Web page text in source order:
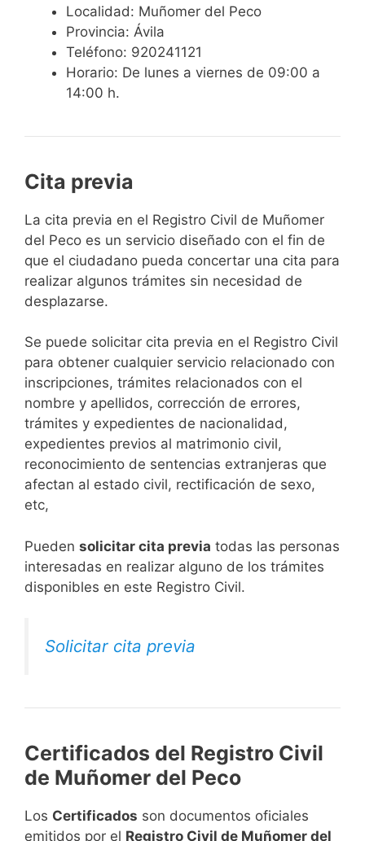
Localidad: Muñomer del Peco
Provincia: Ávila
Teléfono: 920241121
Horario: De lunes a viernes de 09:00 a
14:00 h.
Cita previa
​​​​​​​​​​​​​​​​​​​​​​​​​​​​La cita previa en el Registro Civil de Muñomer
del Peco es un servicio diseñado con el fin de
que el ciudadano pueda concertar una cita para
realizar algunos trámites sin necesidad de
desplazarse.​
Se puede solicitar cita previa en el Registro Civil
para obtener cualquier servicio relacionado con
inscripciones, trámites relacionados con el
nombre y apellidos, corrección de errores,
trámites y expedientes de nacionalidad,
expedientes previos al matrimonio civil,
reconocimiento de sentencias extranjeras que
afectan al estado civil, rectificación de sexo,
etc,
​Pueden solicitar cita previa todas las personas
interesadas en realizar alguno de los trámites
disponibles en este Registro Civil.​
Solicitar cita previa
Certificados del Registro Civil
de Muñomer del Peco
Los Certificados son documentos oficiales
emitidos por el Registro Civil de Muñomer del